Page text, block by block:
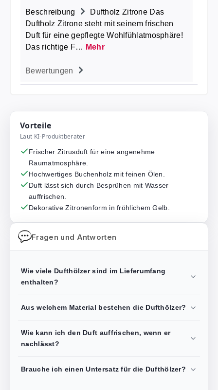
Beschreibung
Duftholz Zitrone Das
Duftholz Zitrone steht mit seinem frischen
Duft für eine gepflegte Wohlfühlatmosphäre!
Das richtige F… Mehr
Bewertungen
Vorteile
Laut KI-Produktberater
Frischer Zitrusduft für eine angenehme
Raumatmosphäre.
Hochwertiges Buchenholz mit feinen Ölen.
Duft lässt sich durch Besprühen mit Wasser
auffrischen.
Dekorative Zitronenform in fröhlichem Gelb.
Fragen und Antworten
Wie viele Dufthölzer sind im Lieferumfang
enthalten?
Aus welchem Material bestehen die Dufthölzer?
Wie kann ich den Duft auffrischen, wenn er
nachlässt?
Brauche ich einen Untersatz für die Dufthölzer?